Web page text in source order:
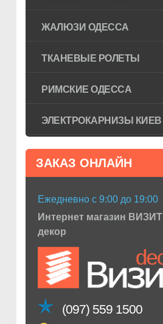
ЖАЛЮЗИ ОДЕССА
ТКАНЕВЫЕ РОЛЕТЫ
РИМСКИЕ ОДЕССА
ЭЛЕКТРОКАРНИЗЫ КИЕВ
ЗАКАЗ ОНЛАЙН
Ежедневно с 9:00 до 19:00
Интернет магазин ВИЗИТ
декор
(097) 559 1500